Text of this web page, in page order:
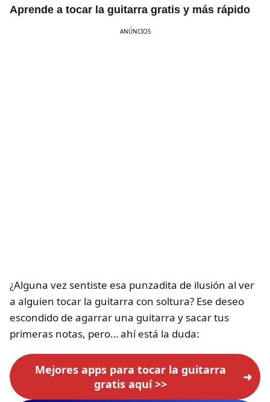
Aprende a tocar la guitarra gratis y más rápido
ANÚNCIOS
¿Alguna vez sentiste esa punzadita de ilusión al ver
a alguien tocar la guitarra con soltura? Ese deseo
escondido de agarrar una guitarra y sacar tus
primeras notas, pero… ahí está la duda:
Mejores apps para tocar la guitarra
gratis aquí >>